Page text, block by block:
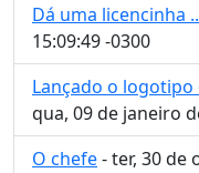
Dá uma licencinha
15:09:49 -0300
Lançado o
qua, 09 de janeiro
O chefe- ter, 30 de